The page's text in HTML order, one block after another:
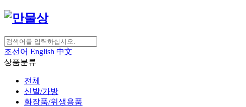
조선어 English 中文
상품분류
전체
신발/가방
화장품/위생용품